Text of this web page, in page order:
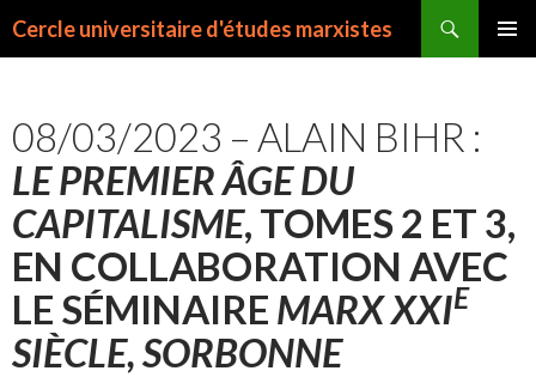
Cercle universitaire d'études marxistes
08/03/2023 – ALAIN BIHR :
LE PREMIER ÂGE DU
CAPITALISME, TOMES 2 ET 3,
EN COLLABORATION AVEC
LE SÉMINAIRE MARX XXIE
SIÈCLE, SORBONNE